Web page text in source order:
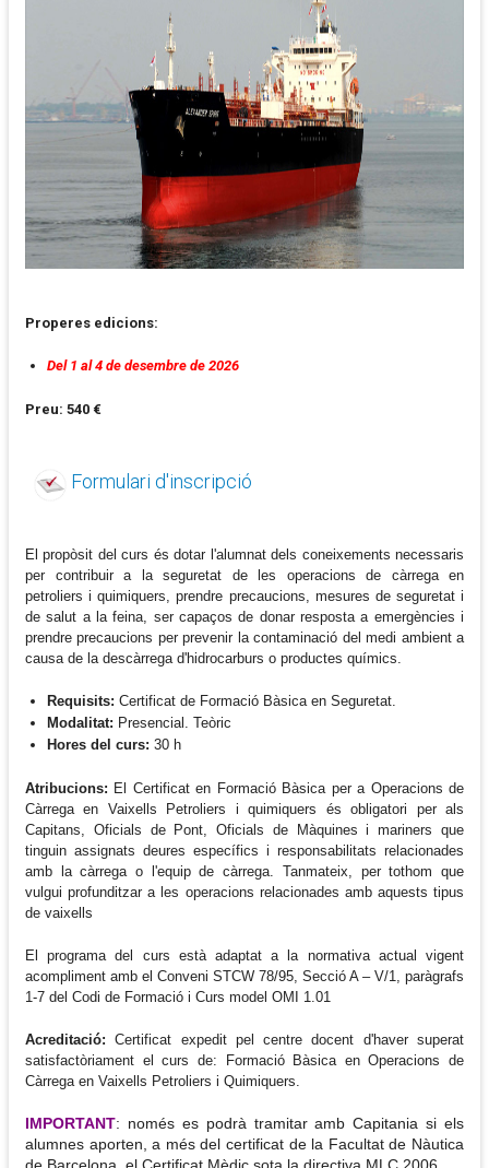
Properes edicions:
Del 1 al 4 de desembre de 2026
Preu: 540 €
Formulari d'inscripció
El propòsit del curs és dotar l'alumnat dels coneixements necessaris
per contribuir a la seguretat de les operacions de càrrega en
petroliers i quimiquers, prendre precaucions, mesures de seguretat i
de salut a la feina, ser capaços de donar resposta a emergències i
prendre precaucions per prevenir la contaminació del medi ambient a
causa de la descàrrega d'hidrocarburs o productes químics.
Requisits: Certificat de Formació Bàsica en Seguretat.
Modalitat: Presencial. Teòric
Hores del curs: 30 h
Atribucions: El Certificat en Formació Bàsica per a Operacions de
Càrrega en Vaixells Petroliers i quimiquers és obligatori per als
Capitans, Oficials de Pont, Oficials de Màquines i mariners que
tinguin assignats deures específics i responsabilitats relacionades
amb la càrrega o l'equip de càrrega. Tanmateix, per tothom que
vulgui profunditzar a les operacions relacionades amb aquests tipus
de vaixells
El programa del curs està adaptat a la normativa actual vigent
acompliment amb el Conveni STCW 78/95, Secció A – V/1, paràgrafs
1-7 del Codi de Formació i Curs model OMI 1.01
Acreditació: Certificat expedit pel centre docent d'haver superat
satisfactòriament el curs de: Formació Bàsica en Operacions de
Càrrega en Vaixells Petroliers i Quimiquers.
IMPORTANT: només es podrà tramitar amb Capitania si els
alumnes aporten, a més del certificat de la Facultat de Nàutica